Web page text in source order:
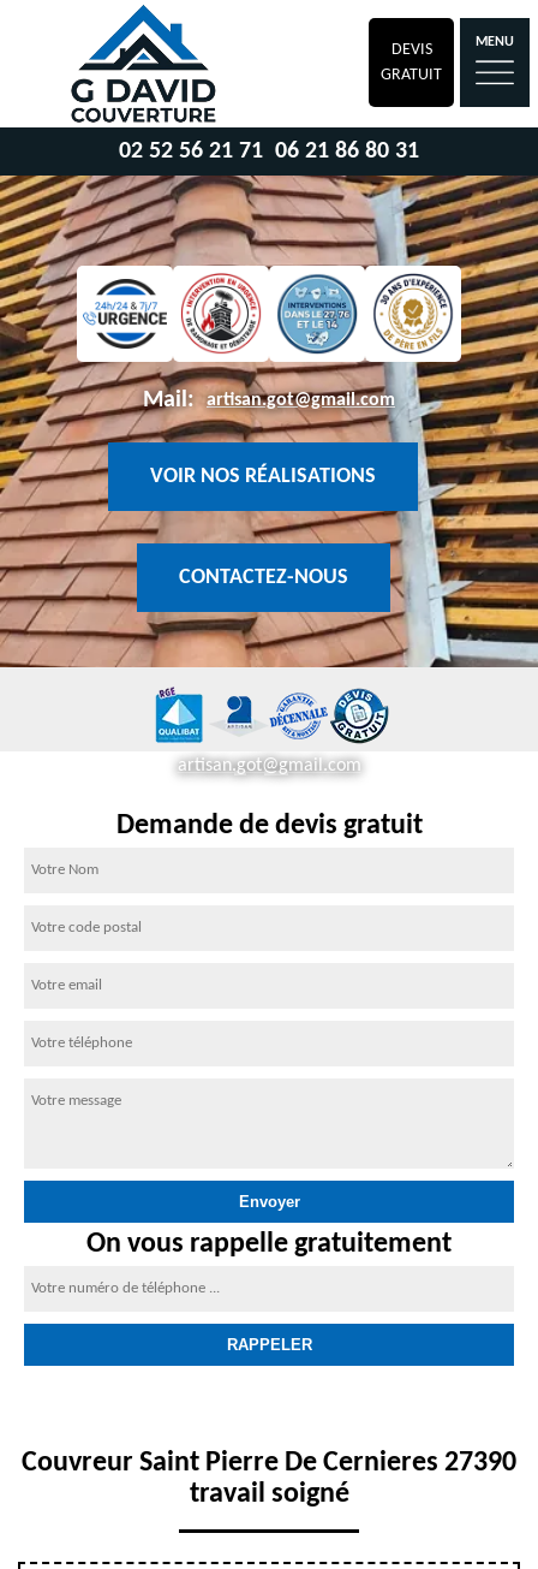
DEVIS
GRATUIT
MENU
02 52 56 21 71 06 21 86 80 31
Mail: artisan.got@gmail.com
VOIR NOS RÉALISATIONS
CONTACTEZ-NOUS
artisan.got@gmail.com
Demande de devis gratuit
On vous rappelle gratuitement
Couvreur Saint Pierre De Cernieres 27390
travail soigné